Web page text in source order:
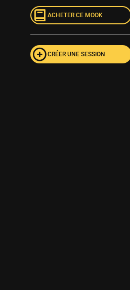
ACHETER CE MOOK
CRÉER UNE SESSION